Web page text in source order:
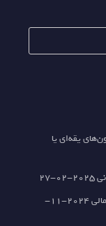
یقه‌ای یا
2025-02-27
2024-11-